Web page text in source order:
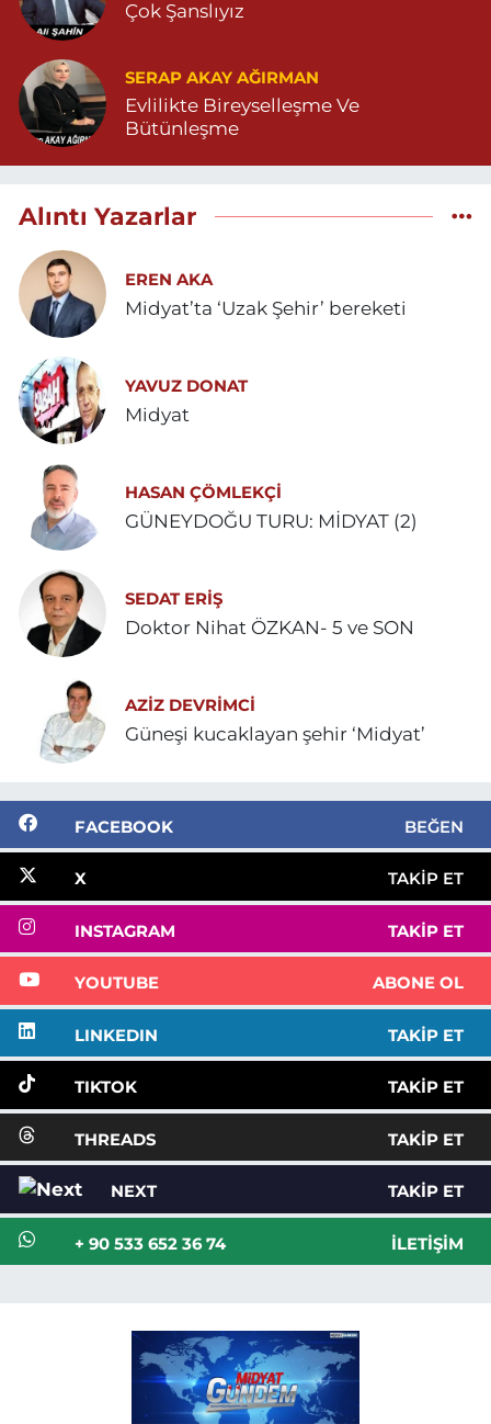
Çok Şanslıyız
SERAP AKAY AĞIRMAN
Evlilikte Bireyselleşme Ve
Bütünleşme
Alıntı Yazarlar
EREN AKA
Midyat’ta ‘Uzak Şehir’ bereketi
YAVUZ DONAT
Midyat
HASAN ÇÖMLEKÇİ
GÜNEYDOĞU TURU: MİDYAT (2)
SEDAT ERİŞ
Doktor Nihat ÖZKAN- 5 ve SON
AZIZ DEVRIMCI
Güneşi kucaklayan şehir ‘Midyat’
FACEBOOK BEĞEN
X TAKIP ET
INSTAGRAM TAKIP ET
YOUTUBE ABONE OL
LINKEDIN TAKIP ET
TIKTOK TAKIP ET
THREADS TAKIP ET
NEXT TAKIP ET
+ 90 533 652 36 74 İLETIŞIM